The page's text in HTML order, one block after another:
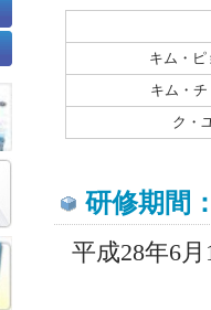
キム・ピ
キム・
ク・
研修期間
平成28年6